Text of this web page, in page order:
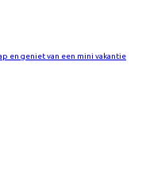
en geniet van een mini vakantie